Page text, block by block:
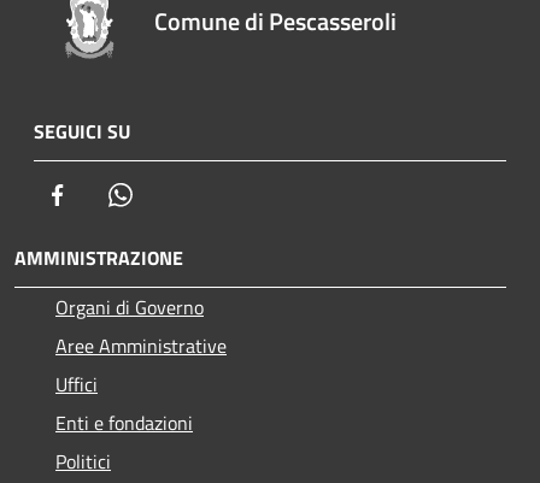
Comune di Pescasseroli
SEGUICI SU
Facebook
AMMINISTRAZIONE
Organi di Governo
Aree Amministrative
Uffici
Enti e fondazioni
Politici